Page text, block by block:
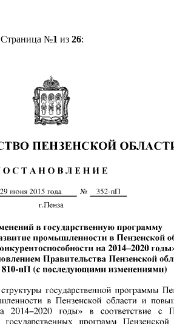
Страница №1 из 26: